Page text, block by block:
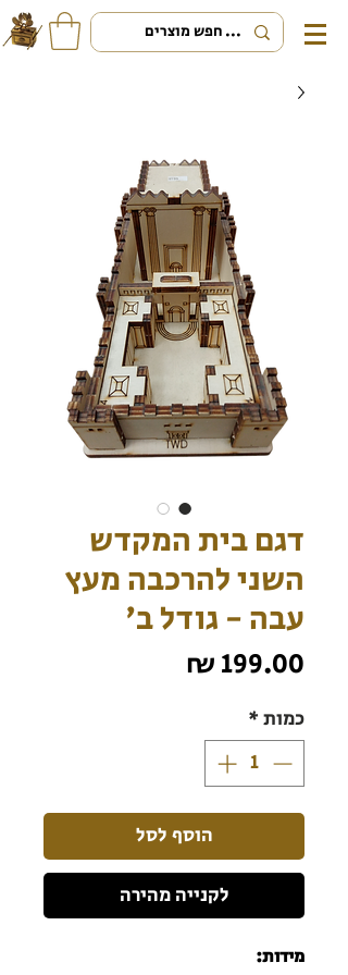
דגם בית המקדש
השני להרכבה מעץ
עבה - גודל ב'
כמות*
הוסף לסל
לקנייה מהירה
מידות: